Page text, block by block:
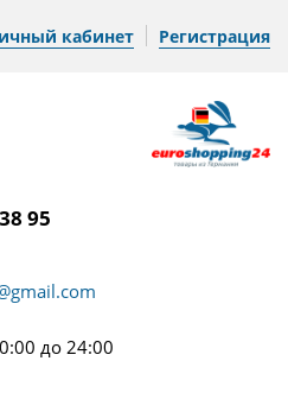
кабинет Регистрация
95
до 24:00